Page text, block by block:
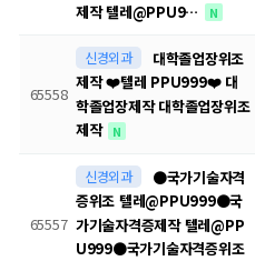
제작 텔레@PPU9…
N
65558
신경외과
대학졸업장위조
제작 ❤️텔레 PPU999❤️ 대
학졸업장제작 대학졸업장위조
제작 N
65557
신경외과
●국가기술자격
증위조 텔레@PPU999●국
가기술자격증제작 텔레@PP
U999●국가기술자격증위조